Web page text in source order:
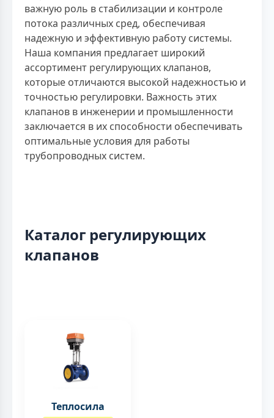
важную роль в стабилизации и контроле
потока различных сред, обеспечивая
надежную и эффективную работу системы.
Наша компания предлагает широкий
ассортимент регулирующих клапанов,
которые отличаются высокой надежностью и
точностью регулировки. Важность этих
клапанов в инженерии и промышленности
заключается в их способности обеспечивать
оптимальные условия для работы
трубопроводных систем.
Каталог регулирующих
клапанов
Теплосила